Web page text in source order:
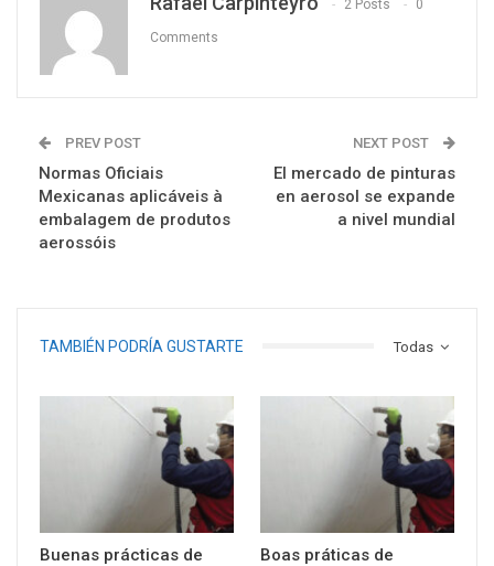
2 Posts 0
Comments
PREV POST
Normas Oficiais
Mexicanas aplicáveis à
embalagem de produtos
aerossóis
NEXT POST
El mercado de pinturas
en aerosol se expande
a nivel mundial
Todas
TAMBIÉN PODRÍA GUSTARTE
Buenas prácticas de
Boas práticas de